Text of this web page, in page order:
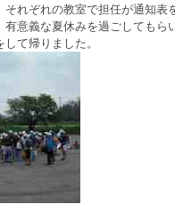
れぞれの教室で担任が通知表
有意義な夏休みを過ごしてもら
て帰りました。